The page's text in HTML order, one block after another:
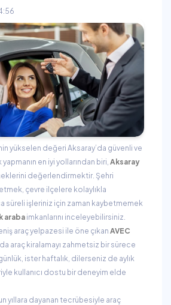
yükselen değeri Aksaray’da güvenli ve
en iyi yollarından biri, Aksaray
değerlendirmektir. Şehri
çevre ilçelere kolaylıkla
süreli işleriniz için zaman kaybetmemek
araba imkanlarını inceleyebilirsiniz.
araç yelpazesi ile öne çıkan AVEC
araç kiralamayı zahmetsiz bir sürece
ister haftalık, dilerseniz de aylık
kullanıcı dostu bir deneyim elde
yıllara dayanan tecrübesiyle araç